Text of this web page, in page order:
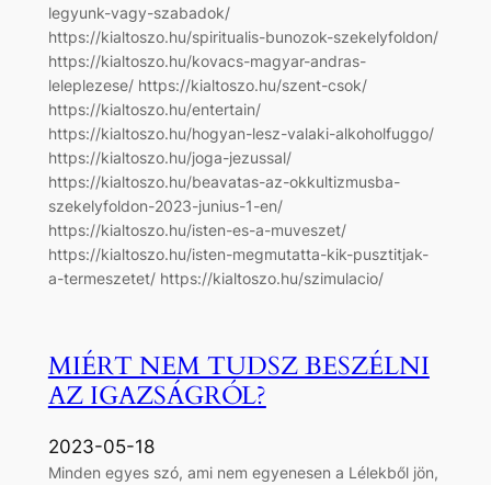
legyunk-vagy-szabadok/
https://kialtoszo.hu/spiritualis-bunozok-szekelyfoldon/
https://kialtoszo.hu/kovacs-magyar-andras-
leleplezese/ https://kialtoszo.hu/szent-csok/
https://kialtoszo.hu/entertain/
https://kialtoszo.hu/hogyan-lesz-valaki-alkoholfuggo/
https://kialtoszo.hu/joga-jezussal/
https://kialtoszo.hu/beavatas-az-okkultizmusba-
szekelyfoldon-2023-junius-1-en/
https://kialtoszo.hu/isten-es-a-muveszet/
https://kialtoszo.hu/isten-megmutatta-kik-pusztitjak-
a-termeszetet/ https://kialtoszo.hu/szimulacio/
MIÉRT NEM TUDSZ BESZÉLNI
AZ IGAZSÁGRÓL?
2023-05-18
Minden egyes szó, ami nem egyenesen a Lélekből jön,